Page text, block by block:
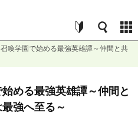
召喚学園で始める最強英雄譚～仲間と共
める最強英雄譚～仲間と
強へ至る～